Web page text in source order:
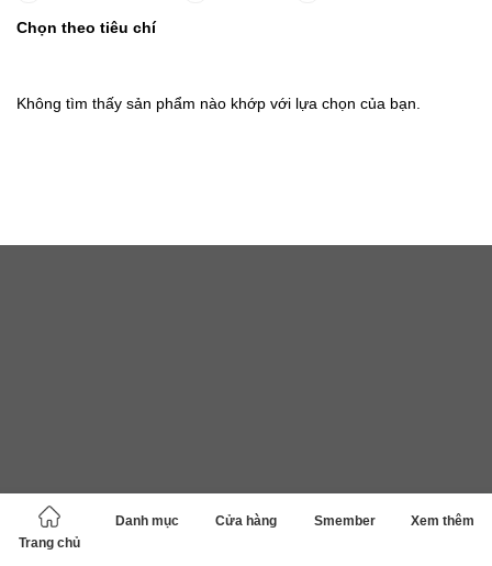
Trang chủ
Danh mục Cửa hàng Smember Xem thêm
Chọn theo tiêu chí
Không tìm thấy sản phẩm nào khớp với lựa chọn của bạn.